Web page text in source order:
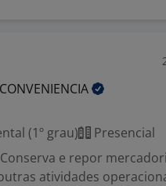
CONVENIENCIA
(1º grau)
Presencial
e repor
atividades